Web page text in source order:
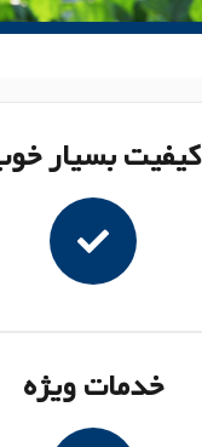
کیفیت بسیار
خدمات ویژه